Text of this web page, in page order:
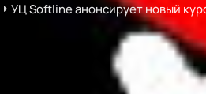
УЦ Softline анонсирует новый